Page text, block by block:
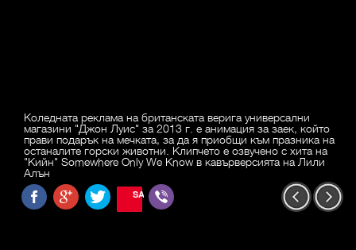
Коледната реклама на британската верига универсални
магазини "Джон Луис" за 2013 г. е анимация за заек, който
прави подарък на мечката, за да я приобщи към празника на
останалите горски животни. Клипчето е озвучено с хита на
"Кийн" Somewhere Only We Know в кавърверсията на Лили
Алън
SAVE